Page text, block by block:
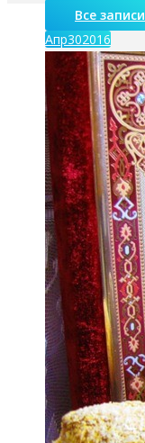
Все записи
Апр302016